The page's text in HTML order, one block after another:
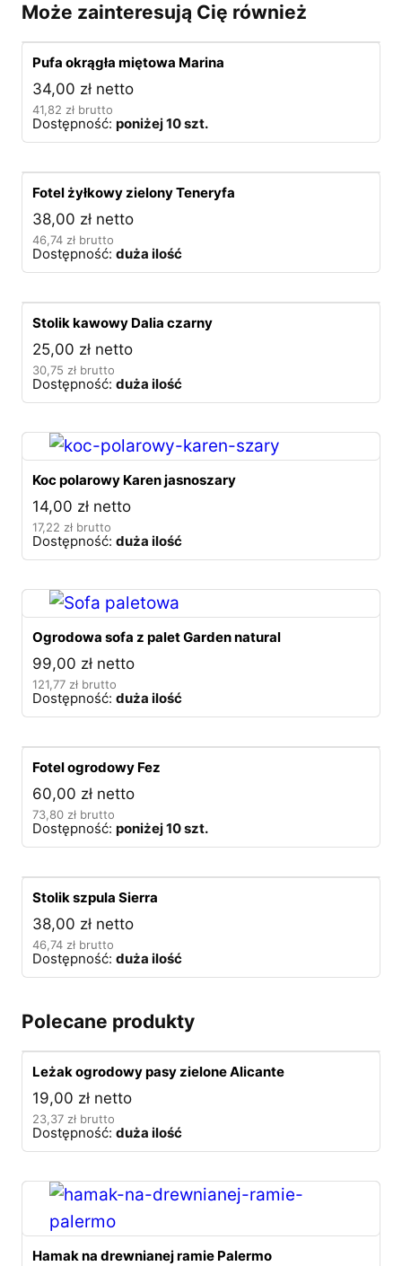
Może zainteresują Cię również
Pufa okrągła miętowa Marina
34,00 zł netto
41,82 zł brutto
Dostępność: poniżej 10 szt.
Fotel żyłkowy zielony Teneryfa
38,00 zł netto
46,74 zł brutto
Dostępność: duża ilość
Stolik kawowy Dalia czarny
25,00 zł netto
30,75 zł brutto
Dostępność: duża ilość
Koc polarowy Karen jasnoszary
14,00 zł netto
17,22 zł brutto
Dostępność: duża ilość
Ogrodowa sofa z palet Garden natural
99,00 zł netto
121,77 zł brutto
Dostępność: duża ilość
Fotel ogrodowy Fez
60,00 zł netto
73,80 zł brutto
Dostępność: poniżej 10 szt.
Stolik szpula Sierra
38,00 zł netto
46,74 zł brutto
Dostępność: duża ilość
Polecane produkty
Leżak ogrodowy pasy zielone Alicante
19,00 zł netto
23,37 zł brutto
Dostępność: duża ilość
Hamak na drewnianej ramie Palermo